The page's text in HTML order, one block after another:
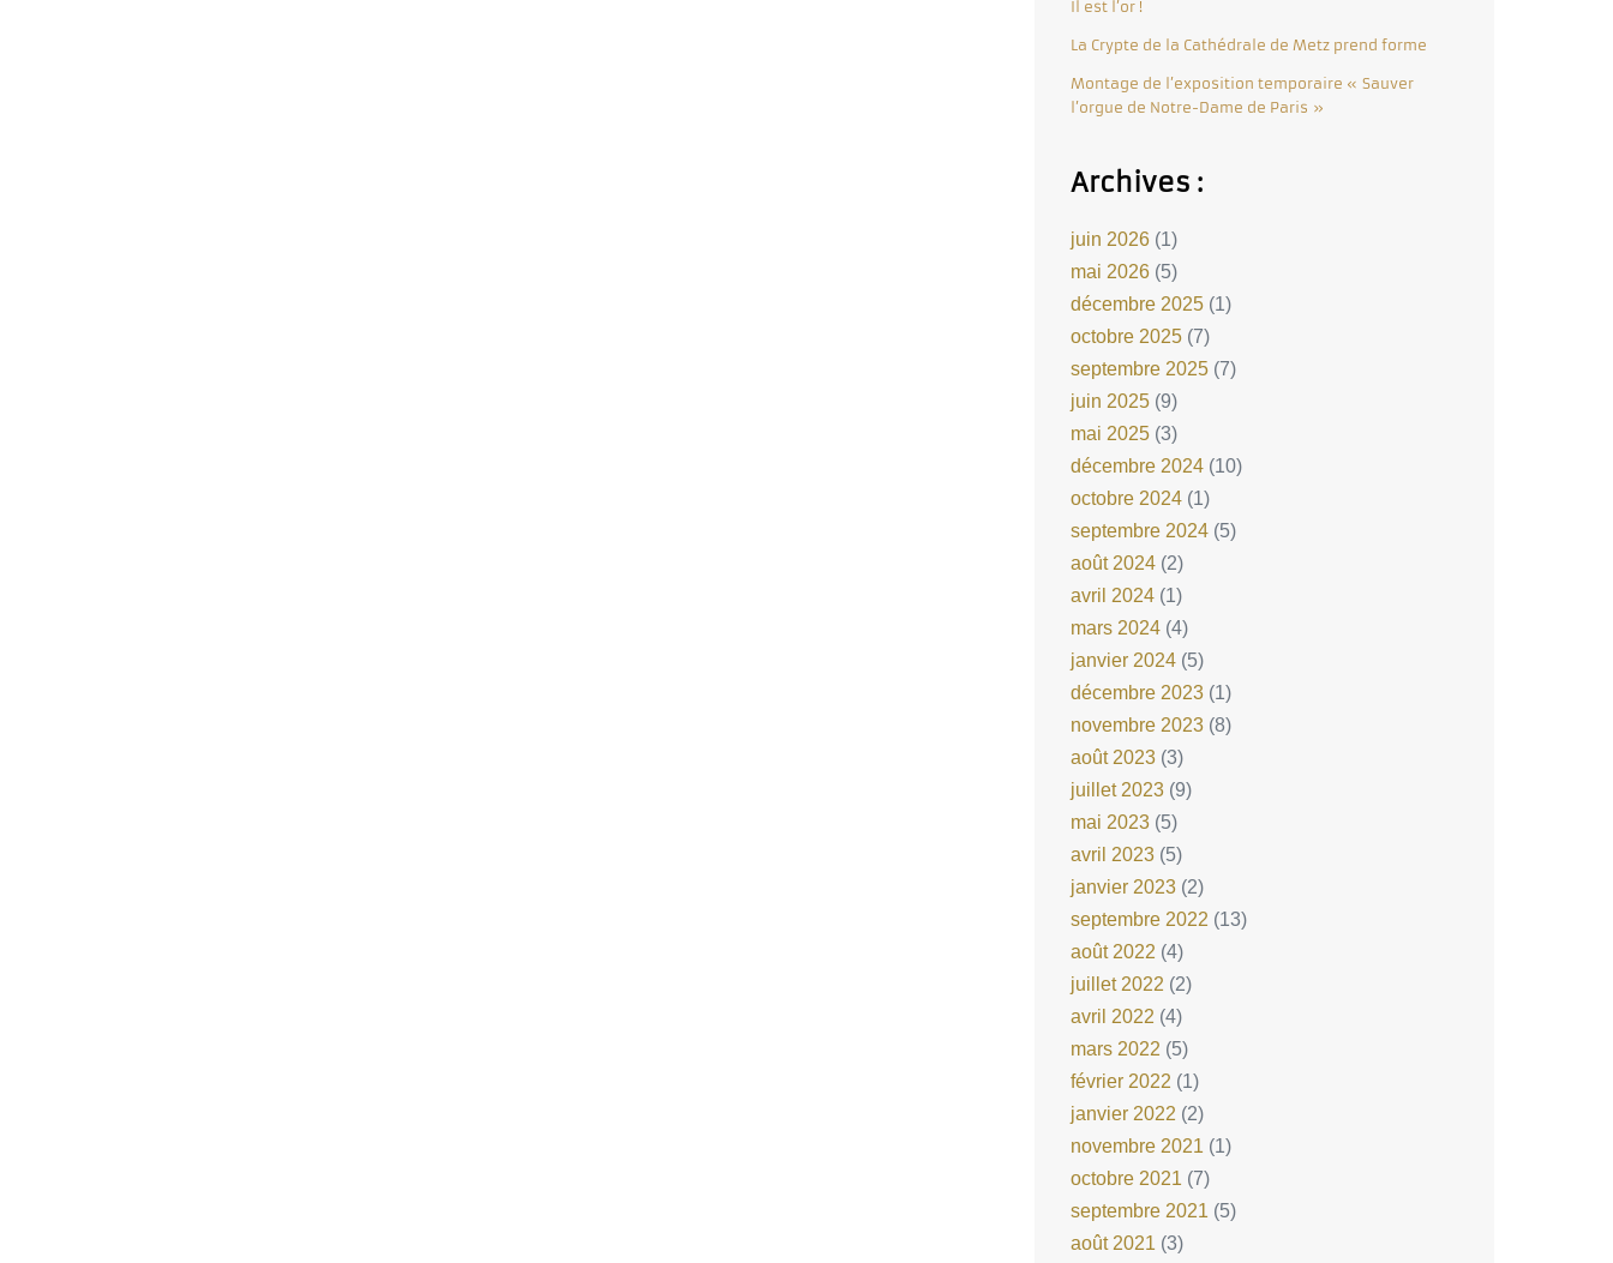
Il est l’or !
La Crypte de la Cathédrale de Metz prend forme
Montage de l’exposition temporaire « Sauver
l’orgue de Notre-Dame de Paris »
Archives :
juin 2026(1)
mai 2026(5)
décembre 2025(1)
octobre 2025(7)
septembre 2025(7)
juin 2025(9)
mai 2025(3)
décembre 2024(10)
octobre 2024(1)
septembre 2024(5)
août 2024(2)
avril 2024(1)
mars 2024(4)
janvier 2024(5)
décembre 2023(1)
novembre 2023(8)
août 2023(3)
juillet 2023(9)
mai 2023(5)
avril 2023(5)
janvier 2023(2)
septembre 2022 (13)
août 2022 (4)
juillet 2022 (2)
avril 2022 (4)
mars 2022 (5)
février 2022 (1)
janvier 2022 (2)
novembre 2021(1)
octobre 2021(7)
septembre 2021(5)
août 2021(3)